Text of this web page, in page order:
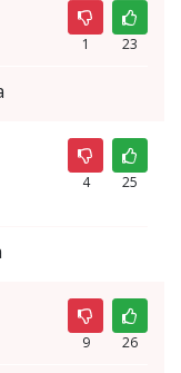
1 23
4 25
9 26